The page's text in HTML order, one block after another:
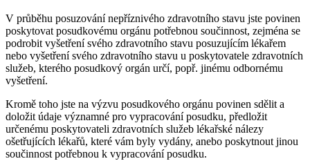
V průběhu posuzování nepříznivého zdravotního stavu jste povinen
poskytovat posudkovému orgánu potřebnou součinnost, zejména se
podrobit vyšetření svého zdravotního stavu posuzujícím lékařem
nebo vyšetření svého zdravotního stavu u poskytovatele zdravotních
služeb, kterého posudkový orgán určí, popř. jinému odbornému
vyšetření.
Kromě toho jste na výzvu posudkového orgánu povinen sdělit a
doložit údaje významné pro vypracování posudku, předložit
určenému poskytovateli zdravotních služeb lékařské nálezy
ošetřujících lékařů, které vám byly vydány, anebo poskytnout jinou
součinnost potřebnou k vypracování posudku.